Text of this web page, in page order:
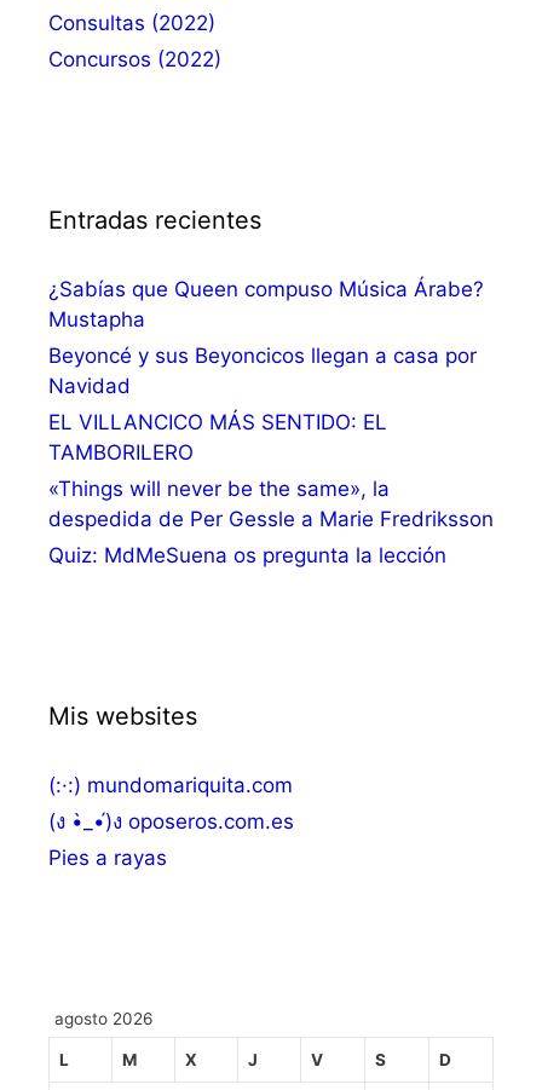
Consultas (2022)
Concursos (2022)
Entradas recientes
¿Sabías que Queen compuso Música Árabe?
Mustapha
Beyoncé y sus Beyoncicos llegan a casa por
Navidad
EL VILLANCICO MÁS SENTIDO: EL
TAMBORILERO
«Things will never be the same», la
despedida de Per Gessle a Marie Fredriksson
Quiz: MdMeSuena os pregunta la lección
Mis websites
(:·:) mundomariquita.com
(ง •̀_•́)ง oposeros.com.es
Pies a rayas
agosto 2026
L M X J V S D